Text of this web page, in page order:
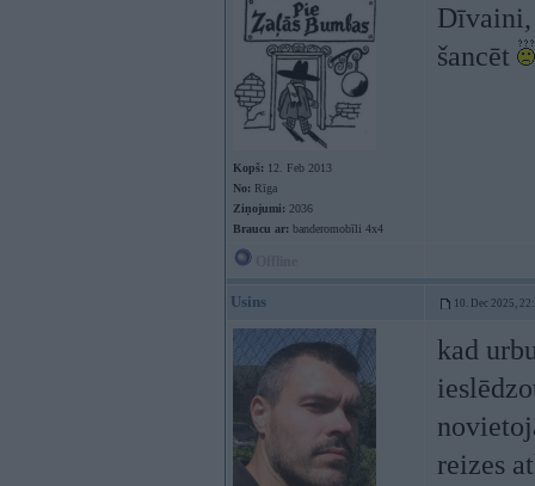
Kopš: 12. Feb 2013
No: Rīga
Ziņojumi: 2036
Braucu ar: banderomobīli 4x4
Dīvaini,
šancēt
Usins 10. Dec 2025,
kad
reizes